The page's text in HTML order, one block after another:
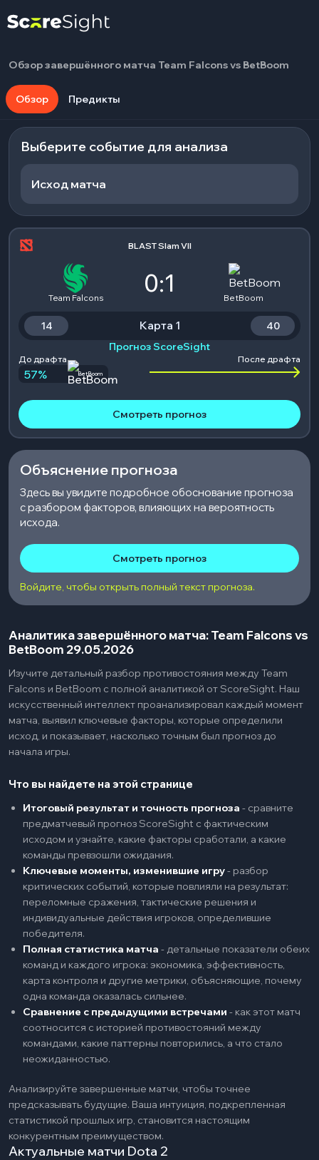
Обзор завершённого матча Team Falcons vs BetBoom
Обзор Предикты
Выберите событие для анализа
Исход матча
BLAST Slam VII
Team Falcons
0:1
BetBoom
14 Карта 1
40
Прогноз ScoreSight
До драфта После драфта
57% BetBoom
Смотреть прогноз
Объяснение прогноза
Здесь вы увидите подробное обоснование прогноза
с разбором факторов, влияющих на вероятность
исхода.
Смотреть прогноз
Войдите, чтобы открыть полный текст прогноза.
Аналитика завершённого матча: Team Falcons vs
BetBoom 29.05.2026
Изучите детальный разбор противостояния между Team
Falcons и BetBoom с полной аналитикой от ScoreSight. Наш
искусственный интеллект проанализировал каждый момент
матча, выявил ключевые факторы, которые определили
исход, и показывает, насколько точным был прогноз до
начала игры.
Что вы найдете на этой странице
Итоговый результат и точность прогноза - сравните
предматчевый прогноз ScoreSight с фактическим
исходом и узнайте, какие факторы сработали, а какие
команды превзошли ожидания.
Ключевые моменты, изменившие игру- разбор
критических событий, которые повлияли на результат:
переломные сражения, тактические решения и
индивидуальные действия игроков, определившие
победителя.
Полная статистика матча - детальные показатели обеих
команд и каждого игрока: экономика, эффективность,
карта контроля и другие метрики, объясняющие, почему
одна команда оказалась сильнее.
Сравнение с предыдущими встречами - как этот матч
соотносится с историей противостояний между
командами, какие паттерны повторились, а что стало
неожиданностью.
Анализируйте завершенные матчи, чтобы точнее
предсказывать будущие. Ваша интуиция, подкрепленная
статистикой прошлых игр, становится настоящим
конкурентным преимуществом.
Актуальные матчи Dota 2